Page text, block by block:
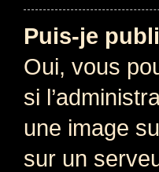
Puis-je
Oui, vous
si
une image
sur un